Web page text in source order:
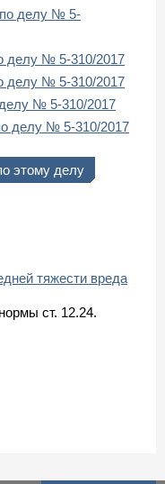
по делу № 5-
делу № 5-310/2017
делу № 5-310/2017
делу № 5-310/2017
делу № 5-310/2017
этому делу
тяжести вреда
ст. 12.24.